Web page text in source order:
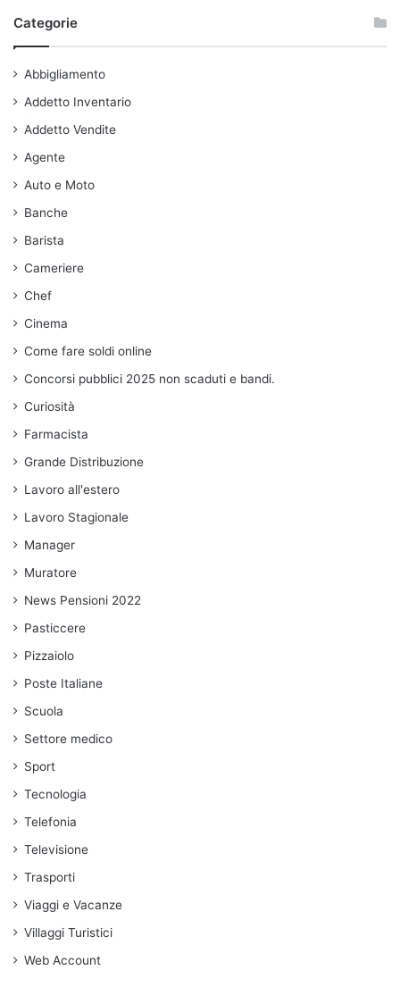
Categorie
Abbigliamento
Addetto Inventario
Addetto Vendite
Agente
Auto e Moto
Banche
Barista
Cameriere
Chef
Cinema
Come fare soldi online
Concorsi pubblici 2025 non scaduti e bandi.
Curiosità
Farmacista
Grande Distribuzione
Lavoro all'estero
Lavoro Stagionale
Manager
Muratore
News Pensioni 2022
Pasticcere
Pizzaiolo
Poste Italiane
Scuola
Settore medico
Sport
Tecnologia
Telefonia
Televisione
Trasporti
Viaggi e Vacanze
Villaggi Turistici
Web Account